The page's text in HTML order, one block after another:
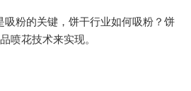
吸粉的关键，饼干行业如何吸粉？饼
喷花技术来实现。